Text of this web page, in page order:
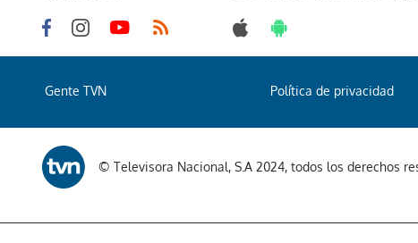
Gente TVN Política de privacidad
© Televisora Nacional, S.A 2024, todos los derechos